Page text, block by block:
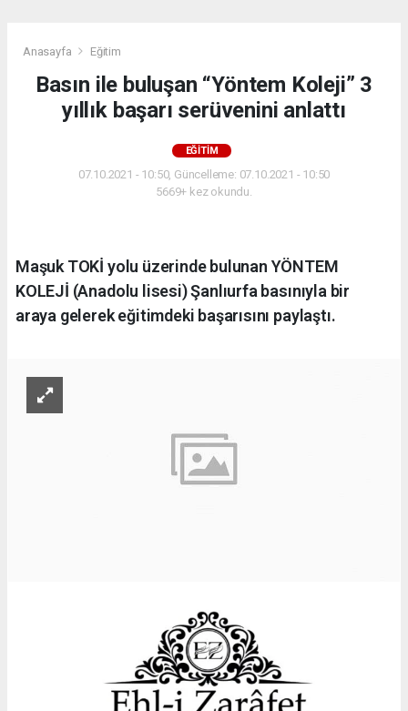
Anasayfa Eğitim
Basın ile buluşan “Yöntem Koleji” 3
yıllık başarı serüvenini anlattı
EĞITIM
07.10.2021 - 10:50, Güncelleme: 07.10.2021 - 10:50
5669+ kez okundu.
Maşuk TOKİ yolu üzerinde bulunan YÖNTEM
KOLEJİ (Anadolu lisesi) Şanlıurfa basınıyla bir
araya gelerek eğitimdeki başarısını paylaştı.